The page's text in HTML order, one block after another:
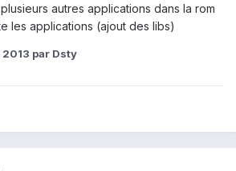
autres applications dans la rom
les applications (ajout des libs)
2013 par Dsty